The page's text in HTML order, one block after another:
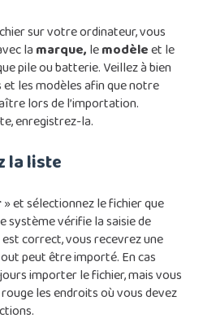
sur votre ordinateur, vous
la marque, lemodèleet le
pile ou batterie. Veillez à bien
les modèles afin que notre
lors de l’importation.
enregistrez-la.
la liste
» et sélectionnez le fichier que
système vérifie la saisie de
correct, vous recevrez une
peut être importé. En cas
importer le fichier, mais vous
les endroits où vous devez